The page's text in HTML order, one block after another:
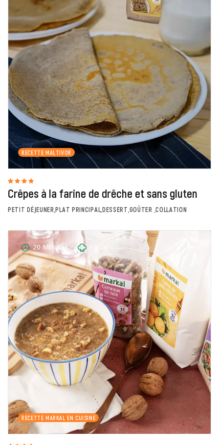
RECETTE MALTIVOR
Crêpes à la farine de drêche et sans gluten
PETIT DÉJEUNER,PLAT PRINCIPAL,DESSERT,GOÛTER ,COLLATION
RECETTE MARKAL EN CUISINE
20 Minutes